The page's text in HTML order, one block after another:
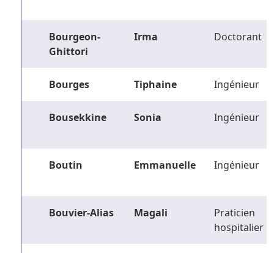
Bourgeon-
Ghittori
Irma Doctorant
Bourges Tiphaine Ingénieur
Bousekkine Sonia Ingénieur
Boutin Emmanuelle Ingénieur
Bouvier-Alias Magali
Praticien
hospitalier